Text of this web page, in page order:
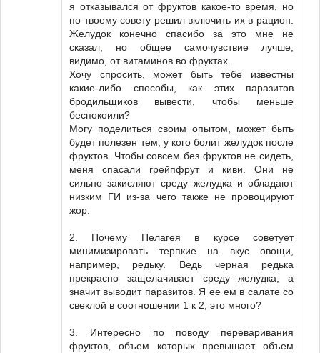
я отказывался от фруктов какое-то время, но
по твоему совету решил включить их в рацион.
Желудок конечно спасибо за это мне не
сказал, но общее самочувствие лучше,
видимо, от витаминов во фруктах.
Хочу спросить, может быть тебе известны
какие-либо способы, как этих паразитов
бродильщиков вывести, чтобы меньше
беспокоили?
Могу поделиться своим опытом, может быть
будет полезен тем, у кого болит желудок после
фруктов. Чтобы совсем без фруктов не сидеть,
меня спасали грейпфрут и киви. Они не
сильно закисляют среду желудка и обладают
низким ГИ из-за чего также не провоцируют
жор.
2. Почему Пелагея в курсе советует
минимизировать терпкие на вкус овощи,
например, редьку. Ведь черная редька
прекрасно защелачивает среду желудка, а
значит выводит паразитов. Я ее ем в салате со
свеклой в соотношении 1 к 2, это много?
3. Интересно по поводу переваривания
фруктов, объем которых превышает объем